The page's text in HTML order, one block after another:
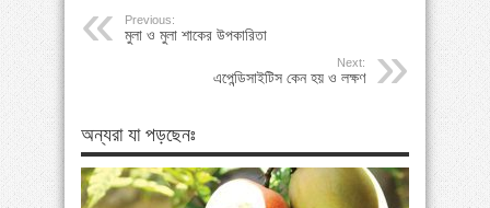
Previous:
মুলা ও মুলা শাকের উপকারিতা
Next:
এপেন্ডিসাইটিস কেন হয় ও লক্ষণ
অন্যরা যা পড়ছেনঃ